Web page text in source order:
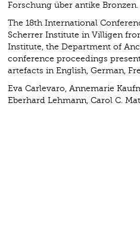
Forschung über antike Bronzen.
The 18th International
Scherrer Institute in Villigen
Institute, ­the Department of
conference proceedings
artefacts in English, German,
Eva Carlevaro, Annemarie
Eberhard Lehmann, Carol C.